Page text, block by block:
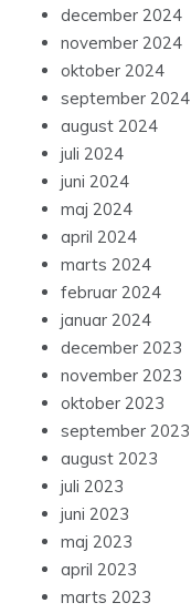
december 2024
november 2024
oktober 2024
september 2024
august 2024
juli 2024
juni 2024
maj 2024
april 2024
marts 2024
februar 2024
januar 2024
december 2023
november 2023
oktober 2023
september 2023
august 2023
juli 2023
juni 2023
maj 2023
april 2023
marts 2023